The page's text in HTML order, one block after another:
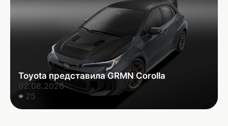
Toyota представила GRMN Corolla
02.08.2026
25